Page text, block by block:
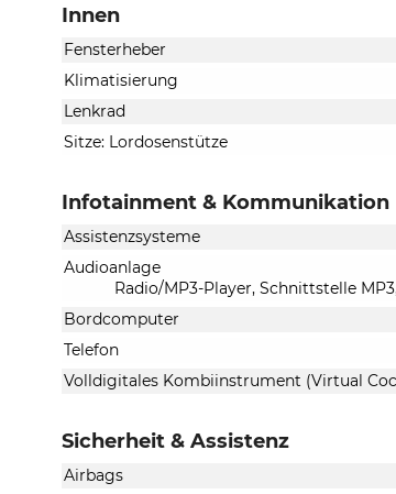
Innen
Fensterheber
Klimatisierung
Lenkrad
Sitze: Lordosenstütze
Infotainment & Kommunikation
Assistenzsysteme
Audioanlage
Radio/MP3-Player, Schnittstelle
Bordcomputer
Telefon
Volldigitales Kombiinstrument (Virtual
Sicherheit & Assistenz
Airbags